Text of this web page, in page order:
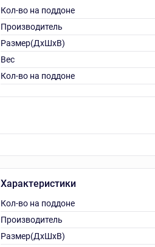
Кол-во на поддоне
Производитель
Размер(ДхШхВ)
Вес
Кол-во на поддоне
Характеристики
Кол-во на поддоне
Производитель
Размер(ДхШхВ)